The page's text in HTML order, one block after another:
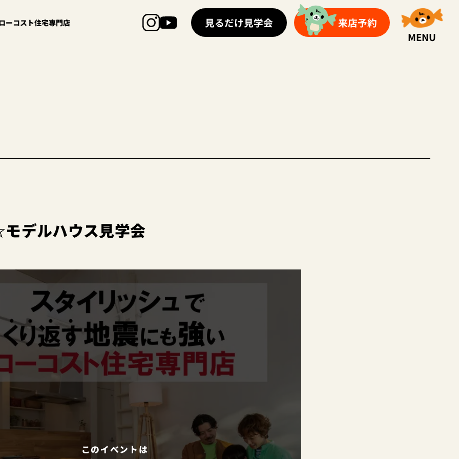
ーコスト住宅専門店 見るだけ見学会
来店予約
MENU
デルハウス見学会
このイベントは